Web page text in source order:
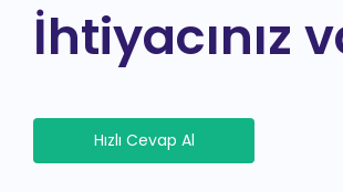
İhtiyacınız
Hızlı Cevap Al